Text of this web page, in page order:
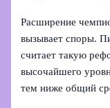
Расширение
вызывает споры.
считает такую
высочайшего
тем ниже общий